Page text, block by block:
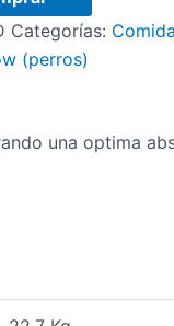
Categorías:
(perros)
una optima